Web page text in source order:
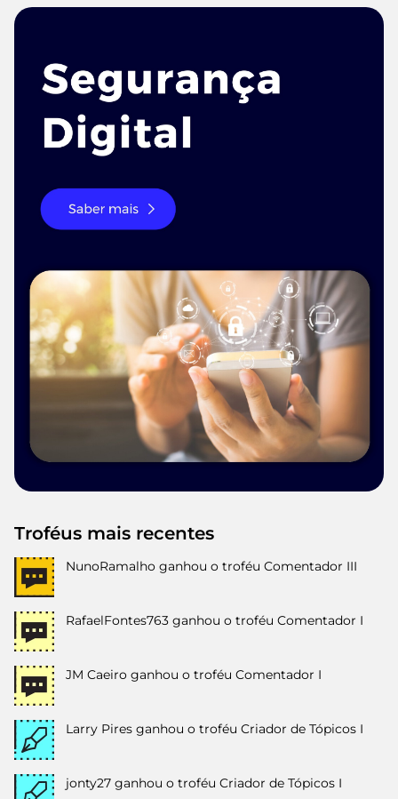
Troféus mais recentes
NunoRamalho ganhou o troféu Comentador III
RafaelFontes763 ganhou o troféu Comentador I
JM Caeiro ganhou o troféu Comentador I
Larry Pires ganhou o troféu Criador de Tópicos I
jonty27 ganhou o troféu Criador de Tópicos I